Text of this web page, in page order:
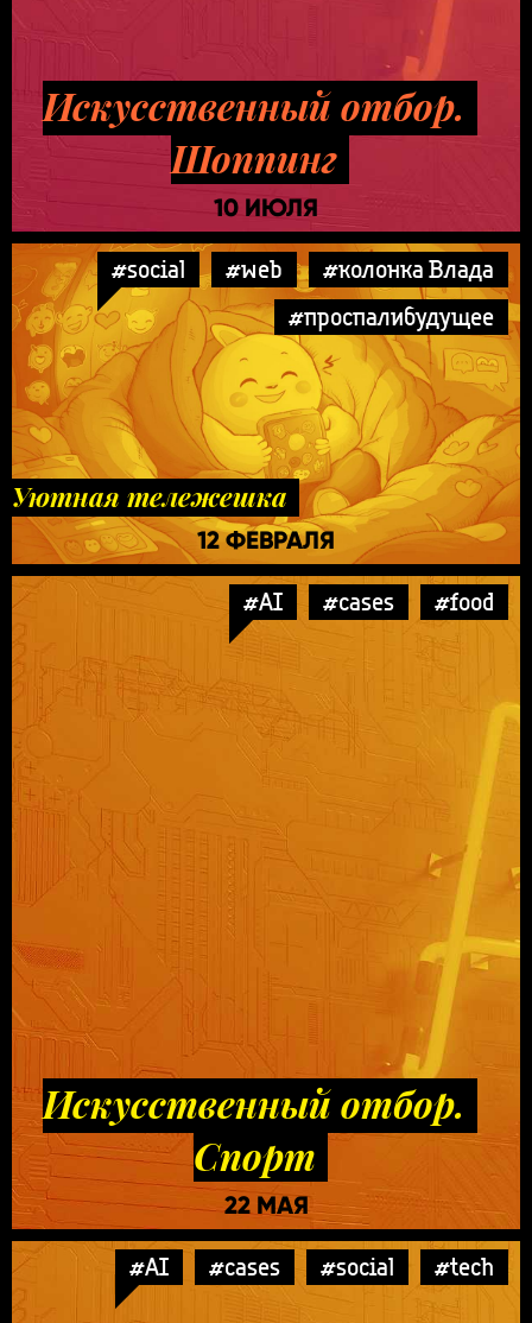
Искусственный отбор.
Шоппинг
10 ИЮЛЯ
#social #web
#колонка Влада
#проспалибудущее
Уютная тележешка
12 ФЕВРАЛЯ
#AI #cases #food
Искусственный отбор.
Спорт
22 МАЯ
#AI #cases #social #tech